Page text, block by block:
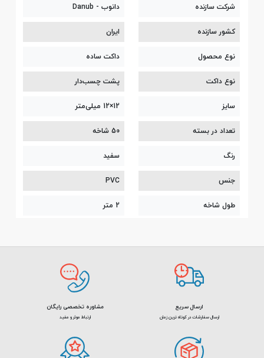
شرکت سازنده
دانوب - Danub
کشور سازنده
ایران
نوع محصول
داکت ساده
نوع داکت
پشت چسب‌دار
سایز
12×12 میلی‌متر
تعداد در بسته
50 شاخه
رنگ
سفید
جنس
PVC
طول شاخه
2 متر
ارسال سریع
ارسال سفارشات در کوتاه ترین زمان
مشاوره تخصصی رایگان
ارتباط موثر و مفید